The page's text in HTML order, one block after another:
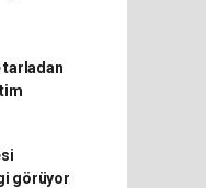
tarladan
görüyor